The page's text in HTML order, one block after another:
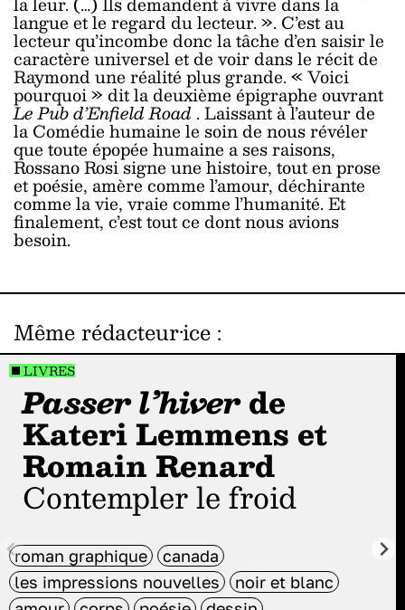
langue et le regard du lecteur. ». C’est au
lecteur qu’incombe donc la tâche d’en saisir le
caractère universel et de voir dans le récit de
Raymond une réalité plus grande. « Voici
pourquoi » dit la deuxième épigraphe ouvrant
Le Pub d’Enfield Road . Laissant à l’auteur de
la Comédie humaine le soin de nous révéler
que toute épopée humaine a ses raisons,
Rossano Rosi signe une histoire, tout en prose
et poésie, amère comme l’amour, déchirante
comme la vie, vraie comme l’humanité. Et
finalement, c’est tout ce dont nous avions
besoin.
Même rédacteur·ice :
LIVRES
Passer l’hiverde
Kateri Lemmens et
Romain Renard
Contempler le froid
roman graphique
canada
les impressions nouvelles
noir et blanc